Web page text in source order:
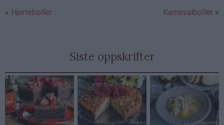
Hjerteboller Karnevalboller
Siste oppskrifter